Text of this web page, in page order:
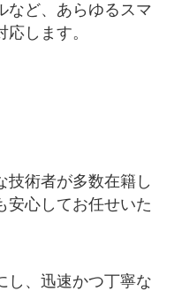
など、あらゆるスマ
します。
技術者が多数在籍し
安心してお任せいた
し、迅速かつ丁寧な